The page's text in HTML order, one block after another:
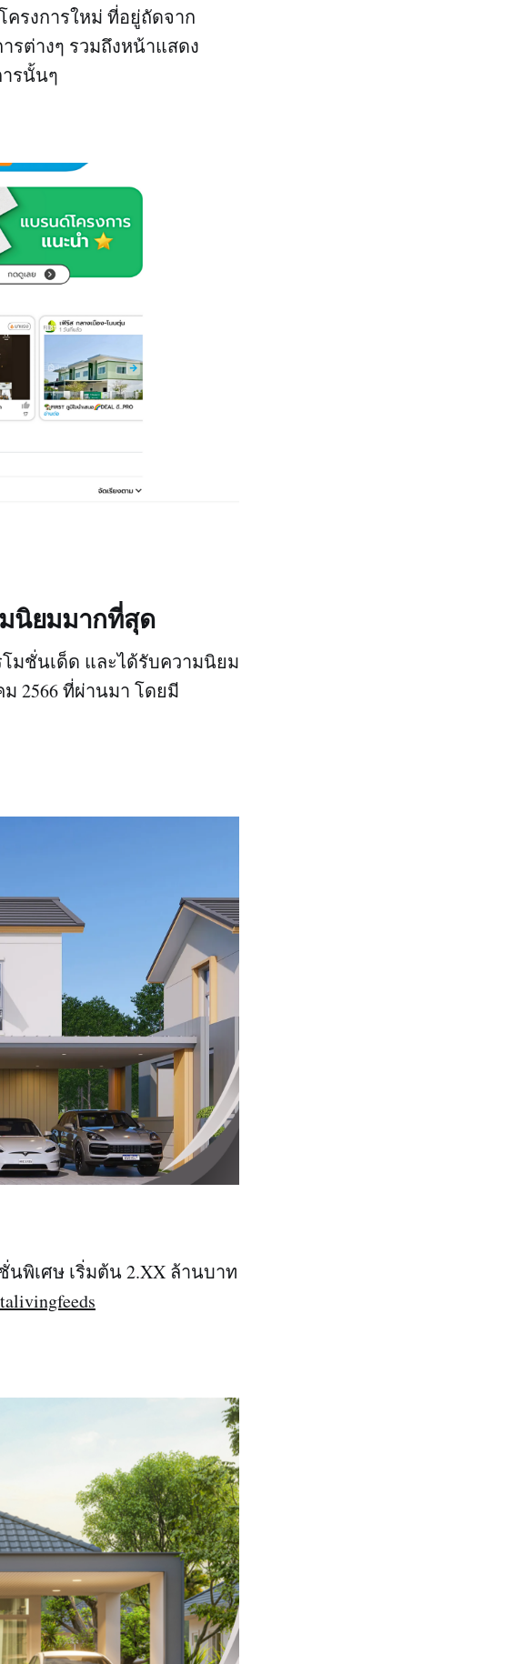
รงการใหม่ ที่อยู่ถัดจาก
รต่างๆ รวมถึงหน้าแสดง
รนั้นๆ
นิยมมากที่สุด
มชั่นเด็ด และได้รับความนิยม
2566 ที่ผ่านมา โดยมี
พิเศษ เริ่มต้น 2.XX ล้านบาท